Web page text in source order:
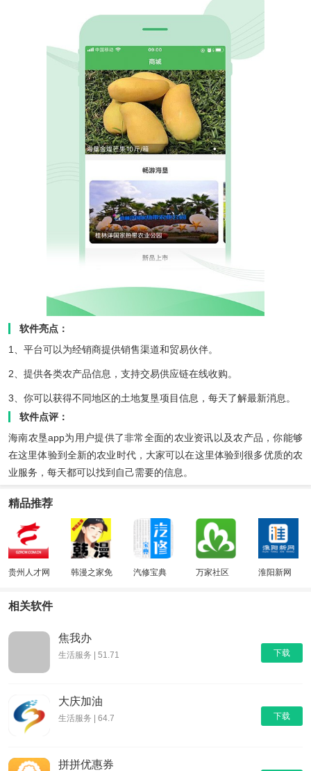
软件亮点：
1、平台可以为经销商提供销售渠道和贸易伙伴。
2、提供各类农产品信息，支持交易供应链在线收购。
3、你可以获得不同地区的土地复垦项目信息，每天了解最新消息。
软件点评：
海南农垦app为用户提供了非常全面的农业资讯以及农产品，你能够
在这里体验到全新的农业时代，大家可以在这里体验到很多优质的农
业服务，每天都可以找到自己需要的信息。
精品推荐
贵州人才网
韩漫之家免
汽修宝典 万家社区 淮阳新网
相关软件
下载
焦我办
生活服务 | 51.71
下载
大庆加油
生活服务 | 64.7
拼拼优惠券